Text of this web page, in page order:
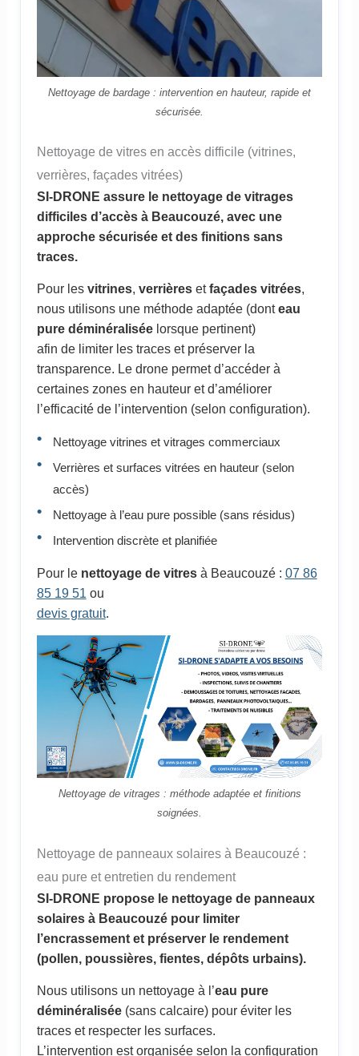
Nettoyage de bardage : intervention en hauteur, rapide et
sécurisée.
Nettoyage de vitres en accès difficile (vitrines,
verrières, façades vitrées)
SI-DRONE assure le nettoyage de vitrages
difficiles d’accès à Beaucouzé, avec une
approche sécurisée et des finitions sans
traces.
Pour les vitrines, verrièresetfaçades vitrées,
nous utilisons une méthode adaptée (donteau
pure déminéraliséelorsque pertinent)
afin de limiter les traces et préserver la
transparence. Le drone permet d’accéder à
certaines zones en hauteur et d’améliorer
l’efficacité de l’intervention (selon configuration).
Nettoyage vitrines et vitrages commerciaux
Verrières et surfaces vitrées en hauteur (selon
accès)
Nettoyage à l’eau pure possible (sans résidus)
Intervention discrète et planifiée
Pour le nettoyage de vitresà Beaucouzé : 07 86
85 19 51 ou
devis gratuit.
Nettoyage de vitrages : méthode adaptée et finitions
soignées.
Nettoyage de panneaux solaires à Beaucouzé :
eau pure et entretien du rendement
SI-DRONE propose le nettoyage de panneaux
solaires à Beaucouzé pour limiter
l’encrassement et préserver le rendement
(pollen, poussières, fientes, dépôts urbains).
Nous utilisons un nettoyage à l’eau pure
déminéralisée(sans calcaire) pour éviter les
traces et respecter les surfaces.
L’intervention est organisée selon la configuration